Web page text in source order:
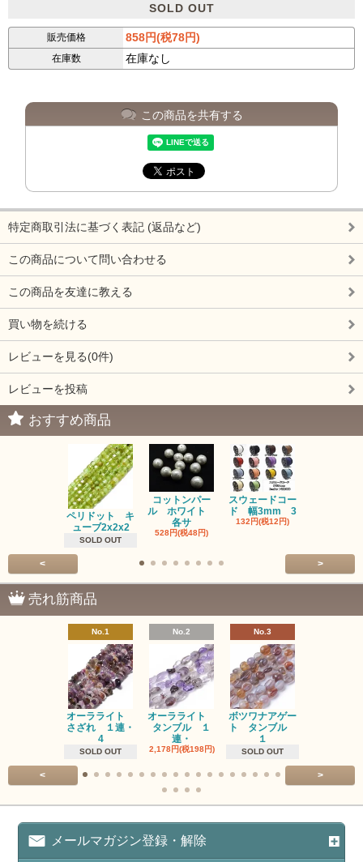
SOLD OUT
販売価格 858円(税78円)
在庫数 在庫なし
この商品を共有する
特定商取引法に基づく表記 (返品など)
この商品について問い合わせる
この商品を友達に教える
買い物を続ける
レビューを見る(0件)
レビューを投稿
おすすめ商品
ペリドット キ
ューブ2x2x2
SOLD OUT
コットンパー
ル ホワイト
各サ
528円(税48円)
スウェードコー
ド 幅3mm 3
132円(税12円)
< >
売れ筋商品
No.1
オーラライト
さざれ １連・
4
SOLD OUT
No.2
オーラライト
タンブル １
連・
2,178円(税198円)
No.3
ボツワナアゲー
ト タンブル
１
SOLD OUT
< >
メールマガジン登録・解除